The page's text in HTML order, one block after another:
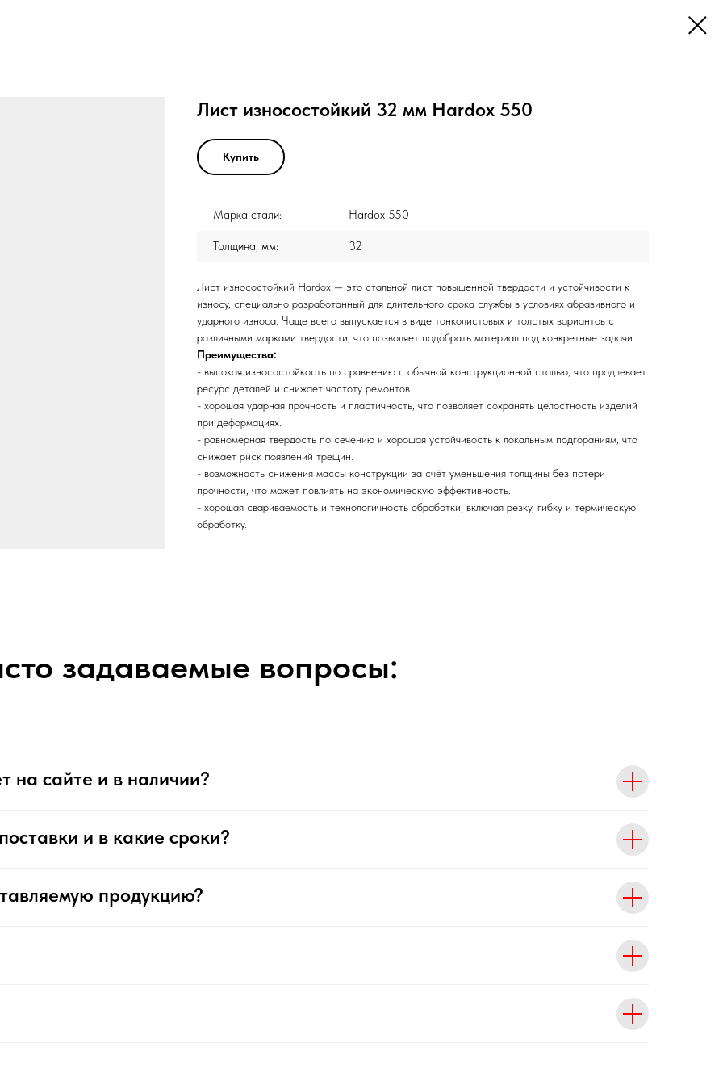
Лист износостойкий 32 мм Hardox 550
Купить
Марка стали: Hardox 550
Толщина, мм: 32
Лист износостойкий Hardox — это стальной лист повышенной твердости и устойчивости к
износу, специально разработанный для длительного срока службы в условиях абразивного и
ударного износа. Чаще всего выпускается в виде тонколистовых и толстых вариантов с
различными марками твердости, что позволяет подобрать материал под конкретные задачи.
Преимущества:
- высокая износостойкость по сравнению с обычной конструкционной сталью, что продлевает
ресурс деталей и снижает частоту ремонтов.
- хорошая ударная прочность и пластичность, что позволяет сохранять целостность изделий
при деформациях.
- равномерная твердость по сечению и хорошая устойчивость к локальным подгораниям, что
снижает риск появлений трещин.
- возможность снижения массы конструкции за счёт уменьшения толщины без потери
прочности, что может повлиять на экономическую эффективность.
- хорошая свариваемость и технологичность обработки, включая резку, гибку и термическую
обработку.
задаваемые вопросы:
на сайте и в наличии?
и в какие сроки?
продукцию?